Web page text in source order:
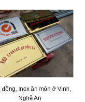
đồng, Inox ăn mòn ở Vinh,
Nghệ An